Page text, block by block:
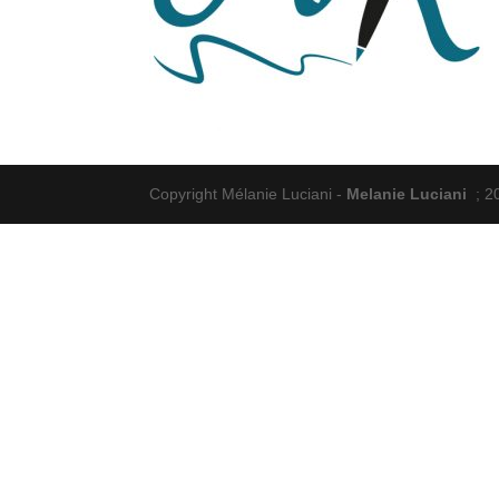
Copyright Mélanie Luciani - Melanie Luciani ;